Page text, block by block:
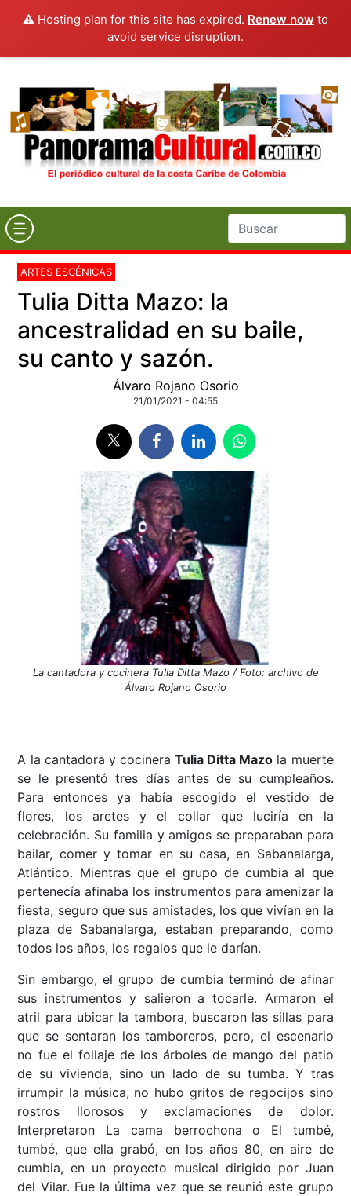
⚠️ Hosting plan for this site has expired. Renew now to
avoid service disruption.
ARTES ESCÉNICAS
Tulia Ditta Mazo: la
ancestralidad en su baile,
su canto y sazón.
Álvaro Rojano Osorio
21/01/2021 - 04:55
La cantadora y cocinera Tulia Ditta Mazo / Foto: archivo de
Álvaro Rojano Osorio
A la cantadora y cocineraTulia Ditta Mazo la muerte
se le presentó tres días antes de su cumpleaños.
Para entonces ya había escogido el vestido de
flores, los aretes y el collar que luciría en la
celebración. Su familia y amigos se preparaban para
bailar, comer y tomar en su casa, en Sabanalarga,
Atlántico. Mientras que el grupo de cumbia al que
pertenecía afinaba los instrumentos para amenizar la
fiesta, seguro que sus amistades, los que vivían en la
plaza de Sabanalarga, estaban preparando, como
todos los años, los regalos que le darían.
Sin embargo, el grupo de cumbia terminó de afinar
sus instrumentos y salieron a tocarle. Armaron el
atril para ubicar la tambora, buscaron las sillas para
que se sentaran los tamboreros, pero, el escenario
no fue el follaje de los árboles de mango del patio
de su vivienda, sino un lado de su tumba. Y tras
irrumpir la música, no hubo gritos de regocijos sino
rostros llorosos y exclamaciones de dolor.
Interpretaron La cama berrochona o El tumbé,
tumbé, que ella grabó, en los años 80, en aire de
cumbia, en un proyecto musical dirigido por Juan
del Vilar. Fue la última vez que se reunió este grupo